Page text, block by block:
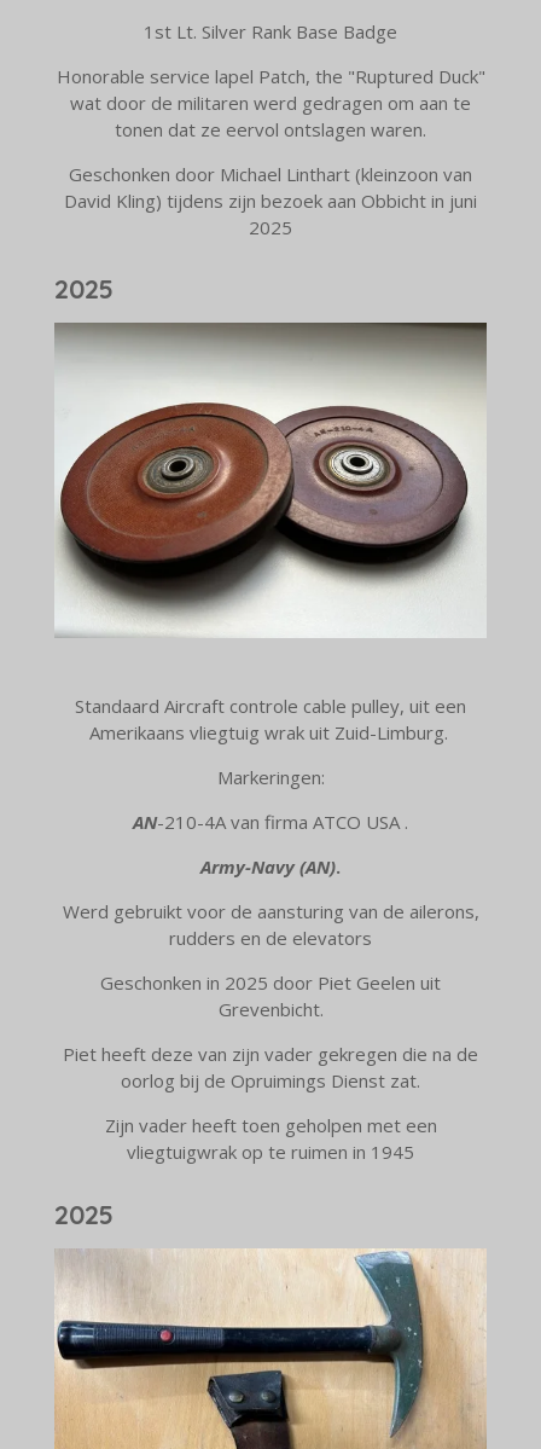
1st Lt. Silver Rank Base Badge
Honorable service lapel Patch, the "Ruptured Duck"
wat door de militaren werd gedragen om aan te
tonen dat ze eervol ontslagen waren.
Geschonken door Michael Linthart (kleinzoon van
David Kling) tijdens zijn bezoek aan Obbicht in juni
2025
2025
Standaard Aircraft controle cable pulley, uit een
Amerikaans vliegtuig wrak uit Zuid-Limburg.
Markeringen:
AN-210-4A van firma ATCO USA .
Army-Navy (AN).
Werd gebruikt voor de aansturing van de ailerons,
rudders en de elevators
Geschonken in 2025 door Piet Geelen uit
Grevenbicht.
Piet heeft deze van zijn vader gekregen die na de
oorlog bij de Opruimings Dienst zat.
Zijn vader heeft toen geholpen met een
vliegtuigwrak op te ruimen in 1945
2025